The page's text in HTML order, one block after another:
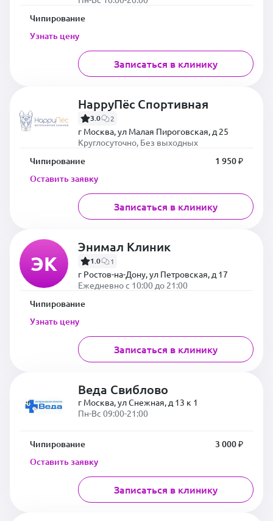
Чипирование
Узнать цену
Записаться в клинику
HappyПёс Спортивная
3.0 2
г Москва, ул Малая Пироговская, д 25
Круглосуточно, Без выходных
Чипирование
1 950 ₽
Оставить заявку
Записаться в клинику
ЭК
Энимал Клиник
1.0 1
г Ростов-на-Дону, ул Петровская, д 17
Ежедневно с 10:00 до 21:00
Чипирование
Узнать цену
Записаться в клинику
Веда Свиблово
г Москва, ул Снежная, д 13 к 1
Пн-Вс 09:00-21:00
Чипирование
3 000 ₽
Оставить заявку
Записаться в клинику